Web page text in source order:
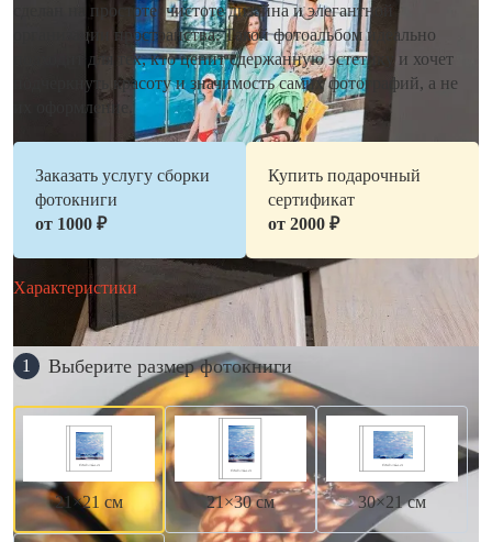
сделан на простоте, чистоте дизайна и элегантной
организации пространства. Такой фотоальбом идеально
подходит для тех, кто ценит сдержанную эстетику и хочет
подчеркнуть красоту и значимость самих фотографий, а не
их оформление.
Заказать услугу сборки
фотокниги
от 1000 ₽
Купить подарочный
сертификат
от 2000 ₽
Характеристики
1 Выберите размер фотокниги
21×21 см 21×30 см 30×21 см